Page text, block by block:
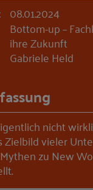
08.01.2024
Bottom-up –
ihre Zukunft
Gabriele Held
nicht
Zielbild vieler
zu New